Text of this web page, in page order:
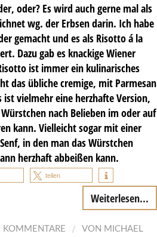
oder? Es wird auch gerne mal als
wg. der Erbsen darin. Ich habe
gemacht und es als Risotto á la
Dazu gab es knackige Wiener
ist immer ein kulinarisches
das übliche cremige, mit Parmesan
ist vielmehr eine herzhafte Version,
nach Belieben im oder auf
kann. Vielleicht sogar mit einer
in den man das Würstchen
herzhaft abbeißen kann.
teilen
Weiterlesen...
KOMMENTARE / VON MICHAEL